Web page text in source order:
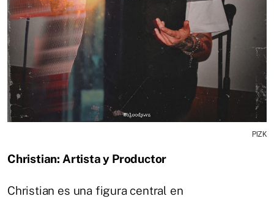
PIZK
Christian: Artista y Productor
Christian es una figura central en